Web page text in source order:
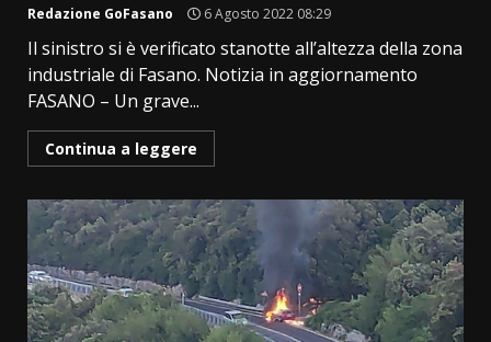
Redazione GoFasano 6 Agosto 2022 08:29
Il sinistro si è verificato stanotte all’altezza della zona
industriale di Fasano. Notizia in aggiornamento
FASANO – Un grave...
Continua a leggere